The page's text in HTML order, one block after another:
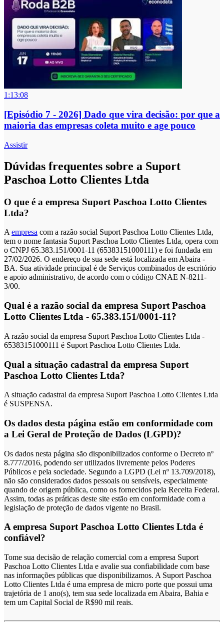
1:13:08
[Episódio 7 - 2026] Dado que vira decisão: por que a
maioria das empresas coleta muito e age pouco
Assistir
Dúvidas frequentes sobre a Suport
Paschoa Lotto Clientes Ltda
O que é a empresa Suport Paschoa Lotto Clientes
Ltda?
Aempresa com a razão social Suport Paschoa Lotto Clientes Ltda,
tem o nome fantasia Suport Paschoa Lotto Clientes Ltda, opera com
o CNPJ 65.383.151/0001-11 (65383151000111) e foi fundada em
27/02/2026. O endereço de sua sede está localizada em Abaira -
BA. Sua atividade principal é de Serviços combinados de escritório
e apoio administrativo, de acordo com o código CNAE N-8211-
3/00.
Qual é a razão social da empresa Suport Paschoa
Lotto Clientes Ltda - 65.383.151/0001-11?
A razão social da empresa Suport Paschoa Lotto Clientes Ltda -
65383151000111 é Suport Paschoa Lotto Clientes Ltda.
Qual a situação cadastral da empresa Suport
Paschoa Lotto Clientes Ltda?
A situação cadastral da empresa Suport Paschoa Lotto Clientes Ltda
é SUSPENSA.
Os dados desta página estão em conformidade com
a Lei Geral de Proteção de Dados (LGPD)?
Os dados nesta página são disponibilizados conforme o Decreto nº
8.777/2016, podendo ser utilizados livremente pelos Poderes
Públicos e pela sociedade. Segundo a LGPD (Lei nº 13.709/2018),
não são considerados dados pessoais ou sensíveis, especialmente
quando de origem pública, como os fornecidos pela Receita Federal.
Assim, todas as práticas deste site estão em conformidade com a
legislação de proteção de dados vigente no Brasil.
A empresa Suport Paschoa Lotto Clientes Ltda é
confiável?
Tome sua decisão de relação comercial com a empresa Suport
Paschoa Lotto Clientes Ltda e avalie sua confiabilidade com base
nas informações públicas que disponibilizamos. A Suport Paschoa
Lotto Clientes Ltda é uma empresa de micro porte que possui uma
trajetória de 1 ano(s), tem sua sede localizada em Abaira, Bahia e
tem um Capital Social de R$90 mil reais.